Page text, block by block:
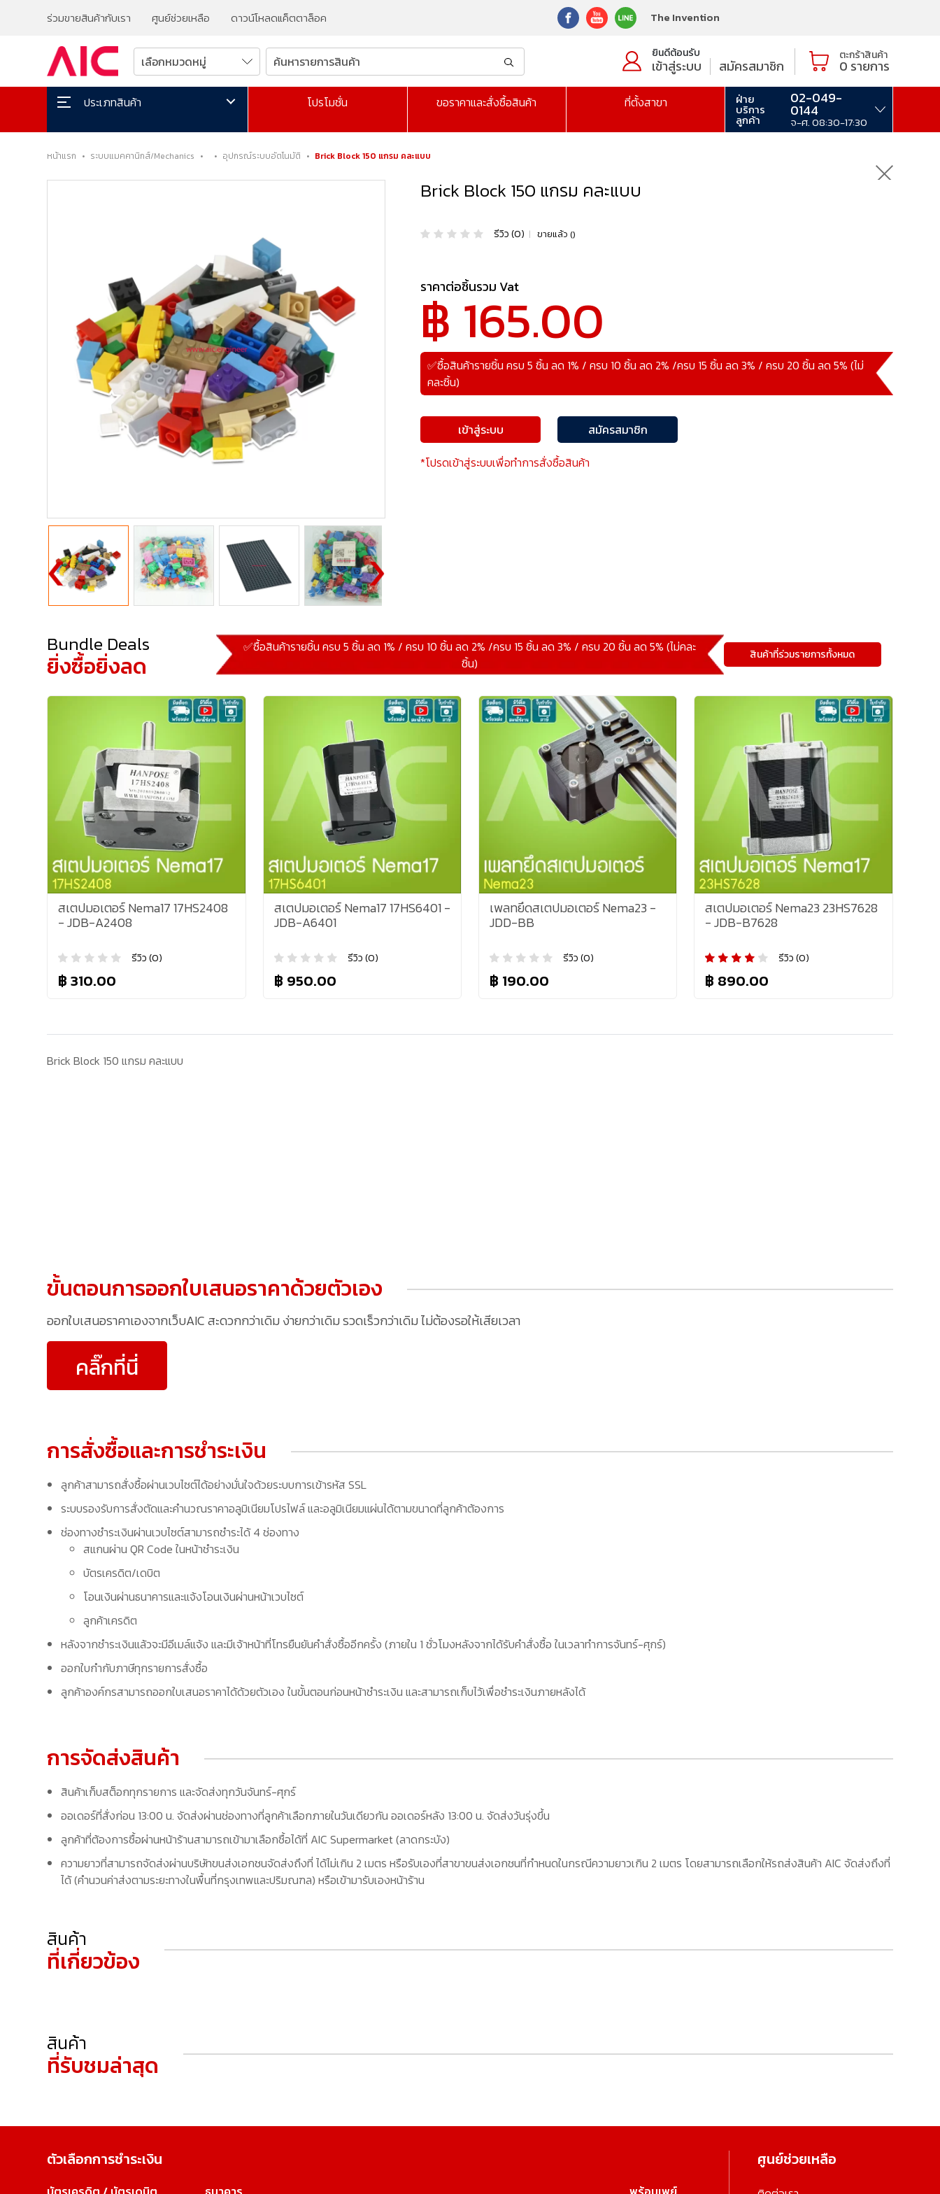
ร่วมขายสินค้ากับเรา ศูนย์ช่วยเหลือ ดาวน์โหลดแค็ตตาล็อค The Invention
ยินดีต้อนรับ
เข้าสู่ระบบ สมัครสมาชิก
ตะกร้าสินค้า
0 รายการ
ประเภทสินค้า โปรโมชั่น ขอราคาและสั่งซื้อสินค้า ที่ตั้งสาขา ฝ่าย
บริการ
ลูกค้า
02-049-
0144
จ-ศ. 08:30-17:30
หน้าแรก • ระบบแมคคานิกส์/Mechanics • • อุปกรณ์ระบบอัตโนมัติ • Brick Block 150 แกรม คละแบบ
Brick Block 150 แกรม คละแบบ
รีวิว (0) | ขายแล้ว ()
ราคาต่อชิ้นรวม Vat
฿ 165.00
✅ซื้อสินค้ารายชิ้น ครบ 5 ชิ้น ลด 1% / ครบ 10 ชิ้น ลด 2% /ครบ 15 ชิ้น ลด 3% / ครบ 20 ชิ้น ลด 5% (ไม่
คละชิ้น)
เข้าสู่ระบบ
สมัครสมาชิก
*โปรดเข้าสู่ระบบเพื่อทำการสั่งซื้อสินค้า
Bundle Deals
ยิ่งซื้อยิ่งลด
✅ซื้อสินค้ารายชิ้น ครบ 5 ชิ้น ลด 1% / ครบ 10 ชิ้น ลด 2% /ครบ 15 ชิ้น ลด 3% / ครบ 20 ชิ้น ลด 5% (ไม่คละ
ชิ้น)
สินค้าที่ร่วมรายการทั้งหมด
สเตปมอเตอร์ Nema17 17HS2408
- JDB-A2408
รีวิว (0)
฿ 310.00
สเตปมอเตอร์ Nema17 17HS6401 -
JDB-A6401
รีวิว (0)
฿ 950.00
เพลทยึดสเตปมอเตอร์ Nema23 -
JDD-BB
รีวิว (0)
฿ 190.00
สเตปมอเตอร์ Nema23 23HS7628
- JDB-B7628
รีวิว (0)
฿ 890.00
Brick Block 150 แกรม คละแบบ
ขั้นตอนการออกใบเสนอราคาด้วยตัวเอง
ออกใบเสนอราคาเองจากเว็บAIC สะดวกกว่าเดิม ง่ายกว่าเดิม รวดเร็วกว่าเดิม ไม่ต้องรอให้เสียเวลา
คลิ๊กที่นี่
การสั่งซื้อและการชำระเงิน
ลูกค้าสามารถสั่งซื้อผ่านเวบไซต์ได้อย่างมั่นใจด้วยระบบการเข้ารหัส SSL
ระบบรองรับการสั่งตัดและคำนวณราคาอลูมิเนียมโปรไฟล์ และอลูมิเนียมแผ่นได้ตามขนาดที่ลูกค้าต้องการ
ช่องทางชำระเงินผ่านเวบไซต์สามารถชำระได้ 4 ช่องทาง
สแกนผ่าน QR Code ในหน้าชำระเงิน
บัตรเครดิต/เดบิต
โอนเงินผ่านธนาคารและแจ้งโอนเงินผ่านหน้าเวบไซต์
ลูกค้าเครดิต
หลังจากชำระเงินแล้วจะมีอีเมล์แจ้ง และมีเจ้าหน้าที่โทรยืนยันคำสั่งซื้ออีกครั้ง (ภายใน 1 ชั่วโมงหลังจากได้รับคำสั่งซื้อ ในเวลาทำการจันทร์-ศุกร์)
ออกใบกำกับภาษีทุกรายการสั่งซื้อ
ลูกค้าองค์กรสามารถออกใบเสนอราคาได้ด้วยตัวเอง ในขั้นตอนก่อนหน้าชำระเงิน และสามารถเก็บไว้เพื่อชำระเงินภายหลังได้
การจัดส่งสินค้า
สินค้าเก็บสต็อกทุกรายการ และจัดส่งทุกวันจันทร์-ศุกร์
ออเดอร์ที่สั่งก่อน 13:00 น. จัดส่งผ่านช่องทางที่ลูกค้าเลือกภายในวันเดียวกัน ออเดอร์หลัง 13:00 น. จัดส่งวันรุ่งขึ้น
ลูกค้าที่ต้องการซื้อผ่านหน้าร้านสามารถเข้ามาเลือกซื้อได้ที่ AIC Supermarket (ลาดกระบัง)
ความยาวที่สามารถจัดส่งผ่านบริษัทขนส่งเอกชนจัดส่งถึงที่ ได้ไม่เกิน 2 เมตร หรือรับเองที่สาขาขนส่งเอกชนที่กำหนดในกรณีความยาวเกิน 2 เมตร โดยสามารถเลือกให้รถส่งสินค้า AIC จัดส่งถึงที่
ได้ (คำนวนค่าส่งตามระยะทางในพื้นที่กรุงเทพและปริมณฑล) หรือเข้ามารับเองหน้าร้าน
สินค้า
ที่เกี่ยวข้อง
สินค้า
ที่รับชมล่าสุด
ตัวเลือกการชำระเงิน ศูนย์ช่วยเหลือ